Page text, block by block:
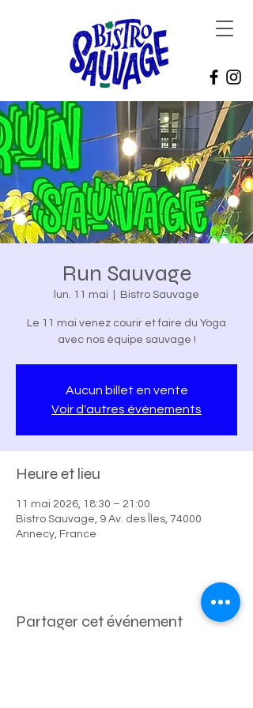
Run Sauvage
lun. 11 mai Bistro Sauvage
Le 11 mai venez courir et faire du Yoga
avec nos équipe sauvage !
Aucun billet en vente
Voir d'autres événements
Heure et lieu
11 mai 2026, 18:30 – 21:00
Bistro Sauvage, 9 Av. des Îles, 74000
Annecy, France
Partager cet événement